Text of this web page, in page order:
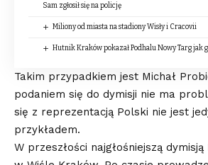
Sam zgłosił się na policję
Miliony od miasta na stadiony Wisły i Cracovii
Hutnik Kraków pokazał Podhalu Nowy Targ jak
Takim przypadkiem jest Michał
podaniem się do dymisji nie ma
się z reprezentacją Polski nie jest
przykładem.
W przeszłości najgłośniejszą